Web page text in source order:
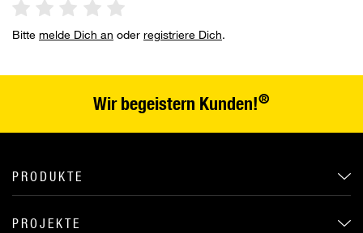
Bitte melde Dich an oder registriere Dich.
Wir begeistern Kunden!®
PRODUKTE
PROJEKTE